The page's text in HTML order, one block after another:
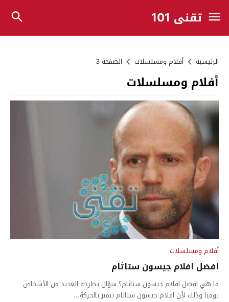
تقني 101
الرئيسية أفلام ومسلسلات الصفحة 3
أفلام ومسلسلات
أفلام ومسلسلات
افضل افلام جيسون ستاثام
ما هي افضل افلام جيسون ستاثام؟ سؤال يطرحه العديد من الأشخاص
يوميا وذلك لأن افلام جيسون ستاثام تتميز بالحركة...